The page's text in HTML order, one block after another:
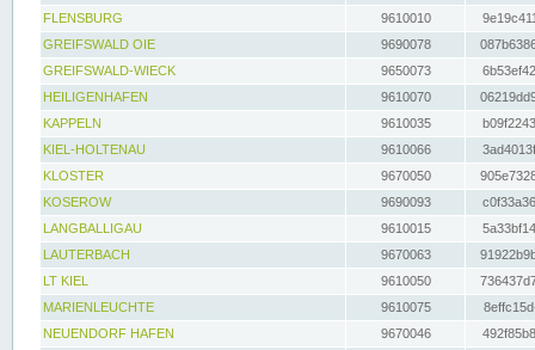
FLENSBURG
9610010
GREIFSWALD OIE
9690078
GREIFSWALD-WIECK
9650073
HEILIGENHAFEN
9610070
KAPPELN
9610035
KIEL-HOLTENAU
9610066
KLOSTER
9670050
KOSEROW
9690093
LANGBALLIGAU
9610015
LAUTERBACH
9670063
LT KIEL
9610050
MARIENLEUCHTE
9610075
NEUENDORF HAFEN
9670046